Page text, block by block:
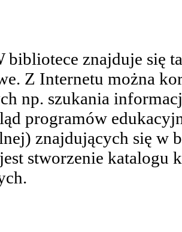
znajduje się
Z Internetu można
np. szukania
programów
znajdujących się w
stworzenie katalogu